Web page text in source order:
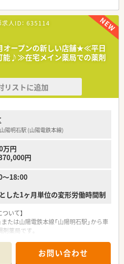
師として様々な活躍ができるフィールド
（土日休み・19時までの勤務）どちらか
医療モール・クリニック併設店舗」「敷
化型店舗」など様々な店舗を運営してい
組んでおり「訪問調剤特化型店舗」を
は業界最多の51店舗設置しています
企業」「健康経営優良法人2023（大規模
得し一人ひとりが働きやすい環境が整備
人ID： 635114
オープンの新しい店舗★≪平日
能♪≫在宅メイン薬局での薬剤
リストに追加
陽明石駅 (山陽電鉄本線)
万円
円
18:00
した1ヶ月単位の変形労働時間制
いて】
たは山陽電鉄本線「山陽明石駅」から車
薬局です。
いただきます。
在は薬剤師常勤1名体制で運営しており
お問い合わせ